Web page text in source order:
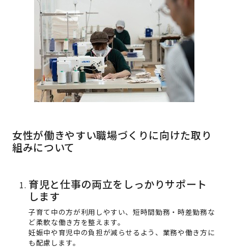
女性が働きやすい職場づくりに向けた取り
組みについて
育児と仕事の両立をしっかりサポート
します
子育て中の方が利用しやすい、短時間勤務・時差勤務な
ど柔軟な働き方を整えます。
妊娠中や育児中の負担が減らせるよう、業務や働き方に
も配慮します。